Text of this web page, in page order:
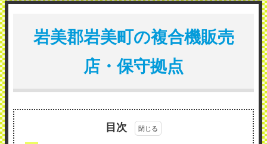
岩美郡岩美町の複合機販売
店・保守拠点
目次